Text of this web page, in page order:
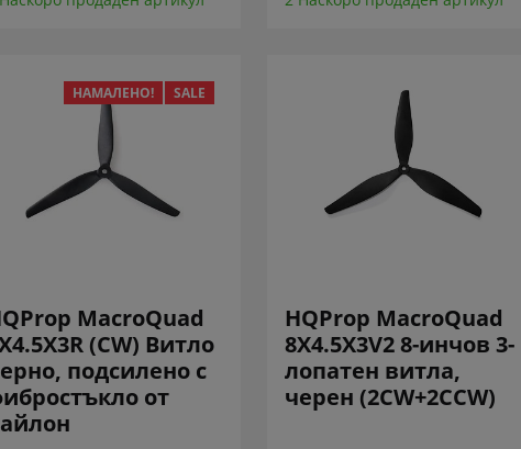
НАМАЛЕНО! SALE
MacroQuad
(CW) Витло
подсилено с
от
HQProp MacroQuad
8X4.5X3V2 8-инчов 3-
лопатен витла,
черен (2CW+2CCW)